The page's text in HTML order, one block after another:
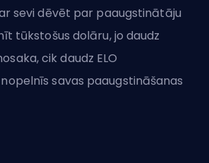
sevi dēvēt par paaugstinātāju
tūkstošus dolāru, jo daudz
cik daudz ELO
savas paaugstināšanas